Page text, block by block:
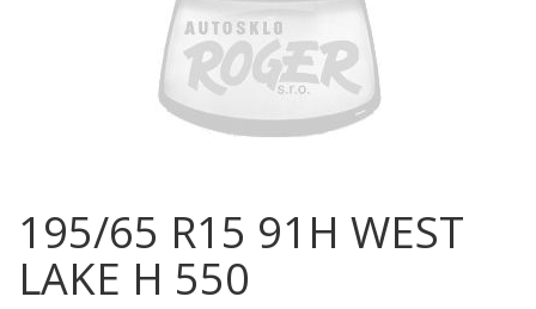
195/65 R15 91H WEST
LAKE H 550